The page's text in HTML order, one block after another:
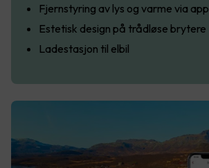
Fjernstyring av lys og varme via app
Estetisk design på trådløse brytere
Ladestasjon til elbil